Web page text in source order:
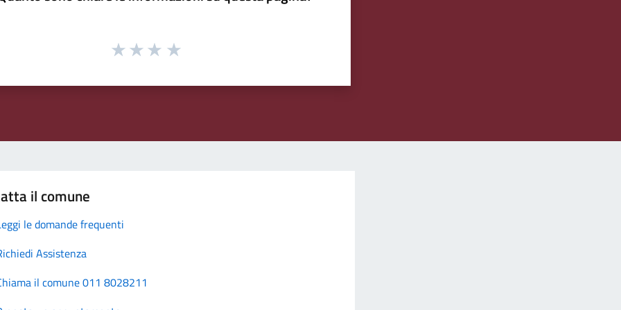
il comune
le domande frequenti
Assistenza
il comune 011 8028211